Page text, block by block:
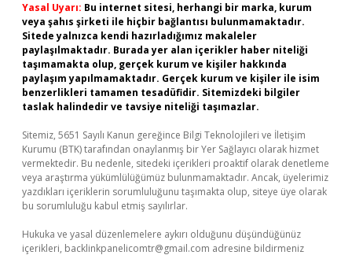
Yasal Uyarı: Bu internet sitesi, herhangi bir marka, kurum
veya şahıs şirketi ile hiçbir bağlantısı bulunmamaktadır.
Sitede yalnızca kendi hazırladığımız makaleler
paylaşılmaktadır. Burada yer alan içerikler haber niteliği
taşımamakta olup, gerçek kurum ve kişiler hakkında
paylaşım yapılmamaktadır. Gerçek kurum ve kişiler ile isim
benzerlikleri tamamen tesadüfidir. Sitemizdeki bilgiler
taslak halindedir ve tavsiye niteliği taşımazlar.
Sitemiz, 5651 Sayılı Kanun gereğince Bilgi Teknolojileri ve İletişim
Kurumu (BTK) tarafından onaylanmış bir Yer Sağlayıcı olarak hizmet
vermektedir. Bu nedenle, sitedeki içerikleri proaktif olarak denetleme
veya araştırma yükümlülüğümüz bulunmamaktadır. Ancak, üyelerimiz
yazdıkları içeriklerin sorumluluğunu taşımakta olup, siteye üye olarak
bu sorumluluğu kabul etmiş sayılırlar.
Hukuka ve yasal düzenlemelere aykırı olduğunu düşündüğünüz
içerikleri, backlinkpanelicomtr@gmail.com adresine bildirmeniz